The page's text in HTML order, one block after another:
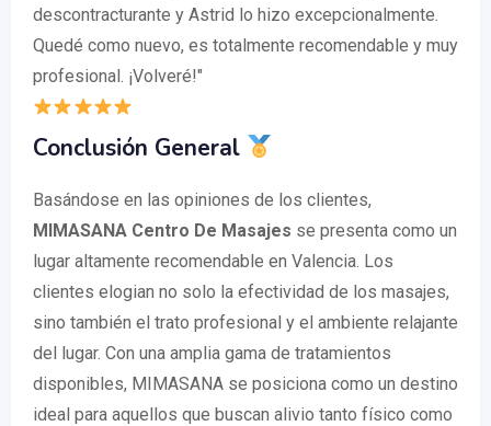
descontracturante y Astrid lo hizo excepcionalmente.
Quedé como nuevo, es totalmente recomendable y muy
profesional. ¡Volveré!"
Conclusión General
Basándose en las opiniones de los clientes,
MIMASANA Centro De Masajes se presenta como un
lugar altamente recomendable en Valencia. Los
clientes elogian no solo la efectividad de los masajes,
sino también el trato profesional y el ambiente relajante
del lugar. Con una amplia gama de tratamientos
disponibles, MIMASANA se posiciona como un destino
ideal para aquellos que buscan alivio tanto físico como